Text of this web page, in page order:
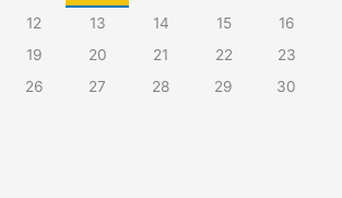
12 13 14 15
16
19 20 21 22
23
26 27 28 29
30